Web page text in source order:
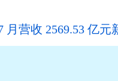
月营收 2569.53 亿